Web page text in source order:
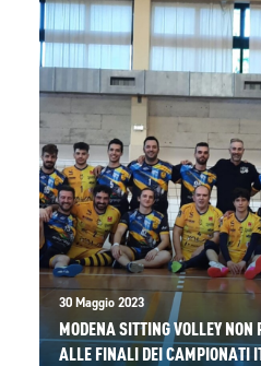
30 Maggio 2023
MODENA SITTING VOLLEY NON
ALLE FINALI DEI CAMPIONATI